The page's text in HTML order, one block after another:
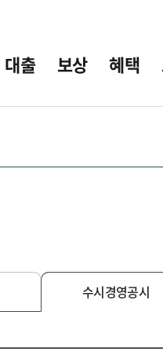
대출 보상 혜택
수시경영공시